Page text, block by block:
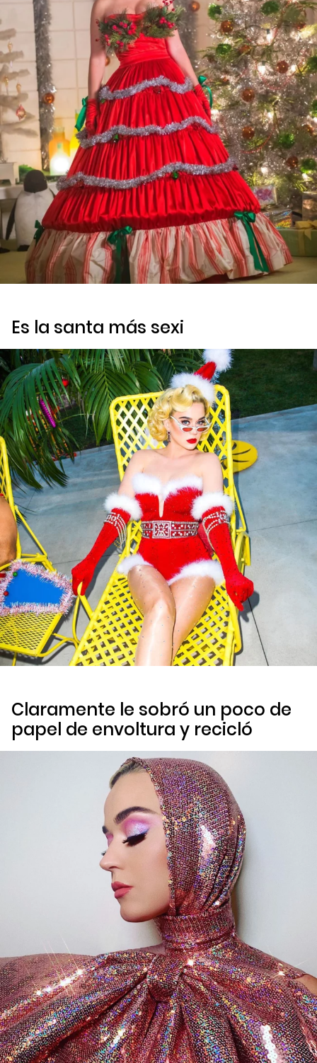
Es la santa más sexi
Claramente le sobró un poco de
papel de envoltura y recicló